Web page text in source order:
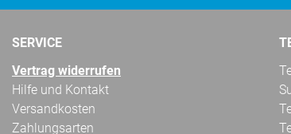
SERVICE
Vertrag widerrufen
Hilfe und Kontakt
Versandkosten
Zahlungsarten